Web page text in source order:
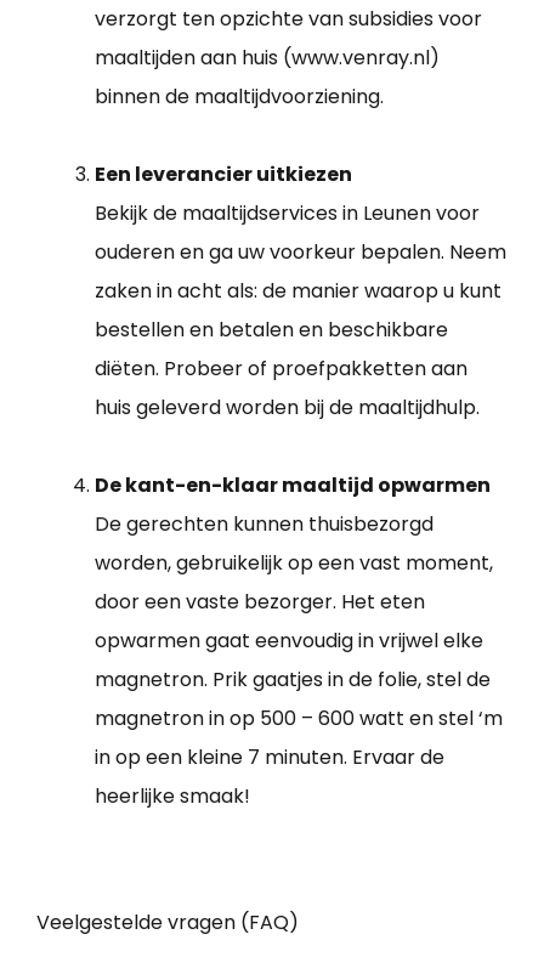
verzorgt ten opzichte van subsidies voor
maaltijden aan huis (www.venray.nl)
binnen de maaltijdvoorziening.
Een leverancier uitkiezen
Bekijk de maaltijdservices in Leunen voor
ouderen en ga uw voorkeur bepalen. Neem
zaken in acht als: de manier waarop u kunt
bestellen en betalen en beschikbare
diëten. Probeer of proefpakketten aan
huis geleverd worden bij de maaltijdhulp.
De kant-en-klaar maaltijd opwarmen
De gerechten kunnen thuisbezorgd
worden, gebruikelijk op een vast moment,
door een vaste bezorger. Het eten
opwarmen gaat eenvoudig in vrijwel elke
magnetron. Prik gaatjes in de folie, stel de
magnetron in op 500 – 600 watt en stel ‘m
in op een kleine 7 minuten. Ervaar de
heerlijke smaak!
Veelgestelde vragen (FAQ)